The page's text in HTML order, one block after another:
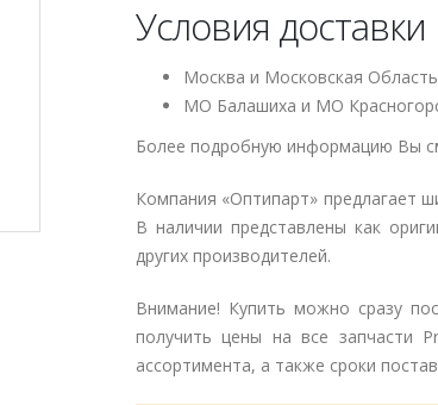
Условия доставки
Москва и Московская
МО Балашиха и МО
Более подробную информацию Вы
Компания «Оптипарт» предлагает
В наличии представлены как
других производителей.
Внимание! Купить можно сразу
получить цены на все запчасти
ассортимента, а также сроки